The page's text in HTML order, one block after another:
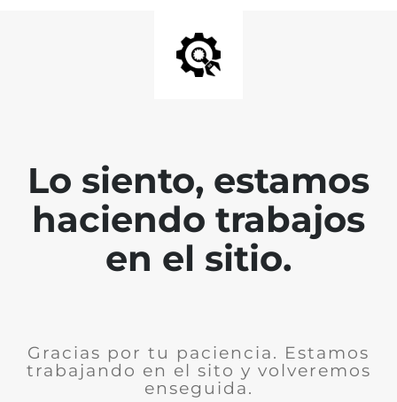
Lo siento, estamos
haciendo trabajos
en el sitio.
Gracias por tu paciencia. Estamos
trabajando en el sito y volveremos
enseguida.